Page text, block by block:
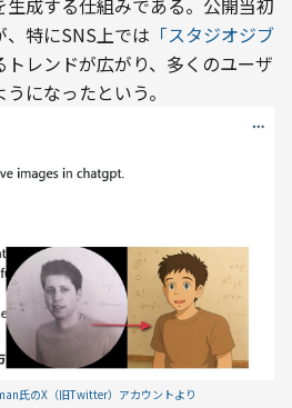
特にSNS上では 「スタジオジブ
トレンドが広がり、多くのユーザ
になったという。
氏のX（旧Twitter）アカウントより